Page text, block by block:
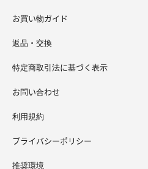
お買い物ガイド
返品・交換
特定商取引法に基づく表示
お問い合わせ
利用規約
プライバシーポリシー
推奨環境